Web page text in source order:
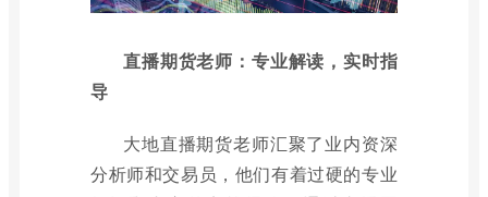
直播期货老师：专业解读，实时指
导
大地直播期货老师汇聚了业内资深
分析师和交易员，他们有着过硬的专业